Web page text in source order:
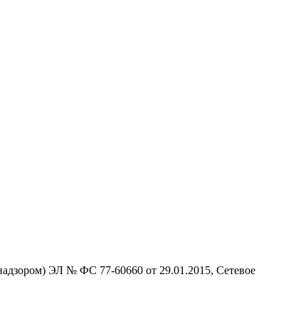
ЭЛ № ФС 77-60660 от 29.01.2015, Сетевое